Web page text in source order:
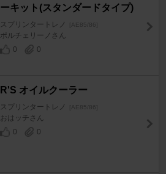
ーキット(スタンダードタイプ)
スプリンタートレノ [AE85/86]
ポルチェリーノさん
0
0
R'S オイルクーラー
スプリンタートレノ [AE85/86]
おはッチさん
0
0